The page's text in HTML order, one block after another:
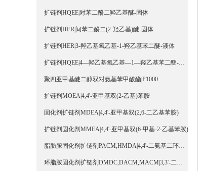
扩链剂HQEE|对苯二酚二羟乙基醚-固体
扩链剂HER|间苯二酚二(2-羟乙基)醚-固体
扩链剂HER|3-羟乙基氧乙基-1-羟乙基苯二醚-液体
扩链剂HQEE|4—羟乙基氧乙基—1—羟乙基苯二醚-液体
聚四亚甲基醚二醇双对氨基苯甲酸酯|P1000
扩链剂MOEA|4,4'-亚甲基双(2-乙基)苯胺
固化剂扩链剂MDEA|4,4'-亚甲基双(2,6-二乙基苯胺)
扩链剂固化剂MMEA|4,4'-亚甲基双(6-甲基-2-乙基苯胺)
脂肪胺固化剂扩链剂PACM,HMDA|4,4'-二氨基二环己基甲烷
环脂胺固化剂扩链剂DMDC,DACM,MACM|3,3'-二甲基-4,4'-二氨基二环己基甲烷